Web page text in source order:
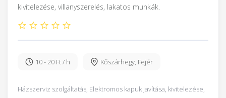
kivitelezése, villanyszerelés, lakatos munkák.
10 - 20 Ft / h Kőszárhegy, Fejér
Házszerviz szolgáltatás, Elektromos kapuk javítása, kivitelezése,